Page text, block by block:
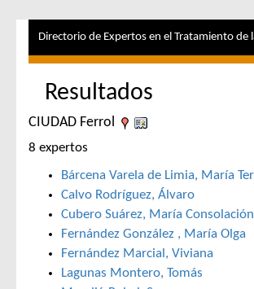
Directorio de Expertos en el Tratamiento de
Resultados
CIUDAD Ferrol
8 expertos
Bárcena Varela de Limia, María
Calvo Rodríguez, Álvaro
Cubero Suárez, María Consolación
Fernández González , María Olga
Fernández Marcial, Viviana
Lagunas Montero, Tomás